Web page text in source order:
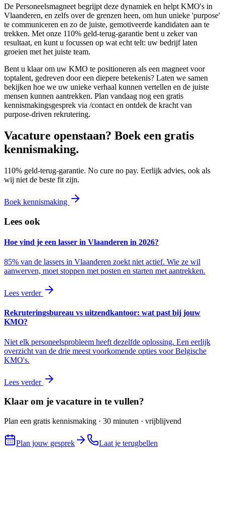
De Personeelsmagneet begrijpt deze dynamiek en helpt KMO's in
Vlaanderen, en zelfs over de grenzen heen, om hun unieke 'purpose'
te communiceren en zo de juiste, gemotiveerde kandidaten aan te
trekken. Met onze 110% geld-terug-garantie bent u zeker van
resultaat, en kunt u focussen op wat echt telt: uw bedrijf laten
groeien met het juiste team.
Bent u klaar om uw KMO te positioneren als een magneet voor
toptalent, gedreven door een diepere betekenis? Laten we samen
bekijken hoe we uw unieke verhaal kunnen vertellen en de juiste
mensen kunnen aantrekken. Plan vandaag nog een gratis
kennismakingsgesprek via /contact en ontdek de kracht van
purpose-driven rekrutering.
Vacature openstaan? Boek een gratis
kennismaking.
110% geld-terug-garantie. No cure no pay. Eerlijk advies, ook als
wij niet de beste fit zijn.
Boek kennismaking
Lees ook
Hoe vind je een lasser in Vlaanderen in 2026?
85% van de lassers in Vlaanderen zoekt niet actief. Wie ze wil
aanwerven, moet stoppen met posten en starten met aantrekken.
Lees verder
Rekruteringsbureau vs uitzendkantoor: wat past bij jouw
KMO?
Niet elk personeelsprobleem heeft dezelfde oplossing. Een eerlijk
overzicht van de drie meest voorkomende opties voor Belgische
KMO's.
Lees verder
Klaar om je vacature in te vullen?
Plan een gratis kennismaking · 30 minuten · vrijblijvend
Plan jouw gesprek Laat je terugbellen